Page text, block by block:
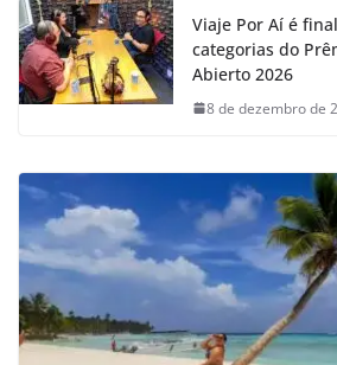
Viaje Por Aí é
categorias do
Abierto 2026
8 de dezembro de